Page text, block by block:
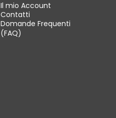
Il mio Account
Contatti
Domande Frequenti
(FAQ)